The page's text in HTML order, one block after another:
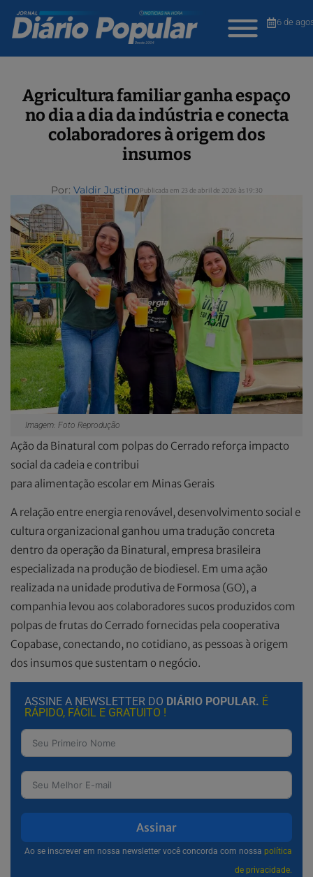
6 de
Agricultura familiar ganha espaço
no dia a dia da indústria e conecta
colaboradores à origem dos
insumos
Por: Valdir JustinoPublicada em 23 de abril de 2026 às 19:30
Imagem: Foto Reprodução
Ação da Binatural com polpas do Cerrado reforça impacto
social da cadeia e contribui
para alimentação escolar em Minas Gerais
A relação entre energia renovável, desenvolvimento social e
cultura organizacional ganhou uma tradução concreta
dentro da operação da Binatural, empresa brasileira
especializada na produção de biodiesel. Em uma ação
realizada na unidade produtiva de Formosa (GO), a
companhia levou aos colaboradores sucos produzidos com
polpas de frutas do Cerrado fornecidas pela cooperativa
Copabase, conectando, no cotidiano, as pessoas à origem
dos insumos que sustentam o negócio.
ASSINE A NEWSLETTER DO DIÁRIO POPULAR. É
RÁPIDO, FÁCIL E GRATUITO !
Assinar
Ao se inscrever em nossa newsletter você concorda com nossa política
de privacidade.